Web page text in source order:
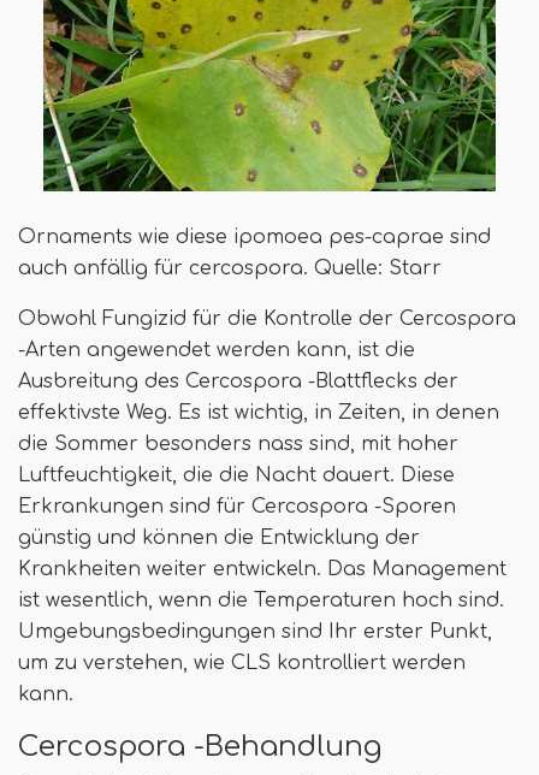
Ornaments wie diese ipomoea pes-caprae sind
auch anfällig für cercospora. Quelle: Starr
Obwohl Fungizid für die Kontrolle der Cercospora
-Arten angewendet werden kann, ist die
Ausbreitung des Cercospora -Blattflecks der
effektivste Weg. Es ist wichtig, in Zeiten, in denen
die Sommer besonders nass sind, mit hoher
Luftfeuchtigkeit, die die Nacht dauert. Diese
Erkrankungen sind für Cercospora -Sporen
günstig und können die Entwicklung der
Krankheiten weiter entwickeln. Das Management
ist wesentlich, wenn die Temperaturen hoch sind.
Umgebungsbedingungen sind Ihr erster Punkt,
um zu verstehen, wie CLS kontrolliert werden
kann.
Cercospora -Behandlung